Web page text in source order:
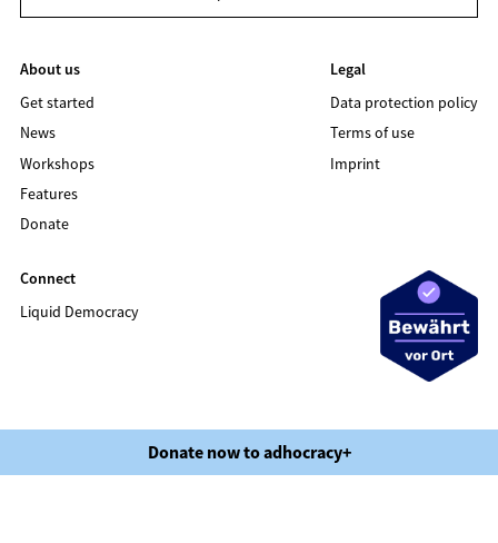
About us
Get started
News
Workshops
Features
Donate
Legal
Data protection policy
Terms of use
Imprint
Connect
Liquid Democracy
©2020 LIQUID DEMOCRACY
Data protection policy
Terms of use Imprint
Donate now to adhocracy+